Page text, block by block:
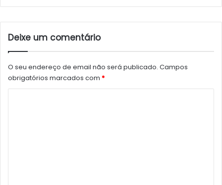
Deixe um comentário
O seu endereço de email não será publicado. Campos
obrigatórios marcados com *